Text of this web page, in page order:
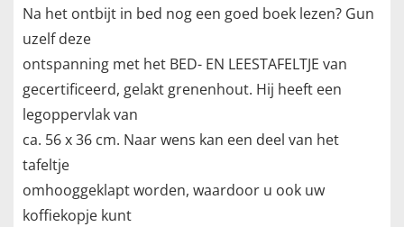
Na het ontbijt in bed nog een goed boek lezen? Gun
uzelf deze
ontspanning met het BED- EN LEESTAFELTJE van
gecertificeerd, gelakt grenenhout. Hij heeft een
legoppervlak van
ca. 56 x 36 cm. Naar wens kan een deel van het
tafeltje
omhooggeklapt worden, waardoor u ook uw
koffiekopje kunt